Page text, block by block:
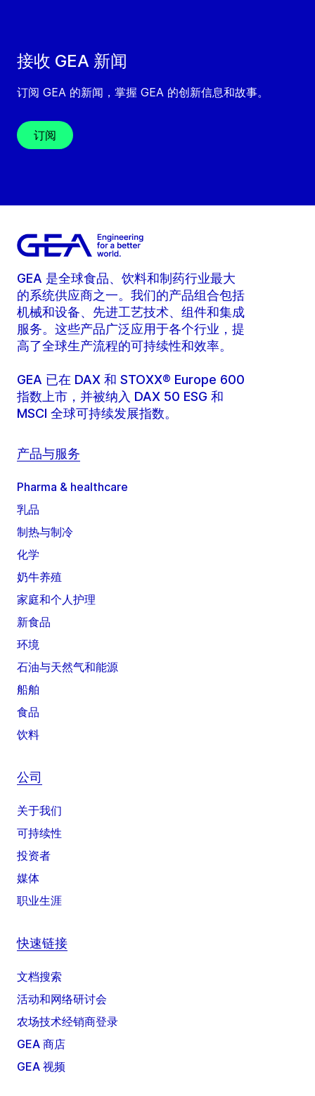
接收 GEA 新闻
订阅 GEA 的新闻，掌握 GEA 的创新信息和故事。
订阅
GEA 是全球食品、饮料和制药行业最大
的系统供应商之一。我们的产品组合包括
机械和设备、先进工艺技术、组件和集成
服务。这些产品广泛应用于各个行业，提
高了全球生产流程的可持续性和效率。
GEA 已在 DAX 和 STOXX® Europe 600
指数上市，并被纳入 DAX 50 ESG 和
MSCI 全球可持续发展指数。
产品与服务
Pharma & healthcare
乳品
制热与制冷
化学
奶牛养殖
家庭和个人护理
新食品
环境
石油与天然气和能源
船舶
食品
饮料
公司
关于我们
可持续性
投资者
媒体
职业生涯
快速链接
文档搜索
活动和网络研讨会
农场技术经销商登录
GEA 商店
GEA 视频